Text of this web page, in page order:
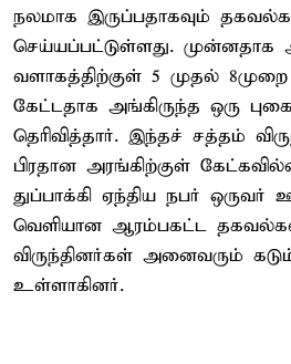
நலமாக இருப்பதாகவும்
செய்யப்பட்டுள்ளது.
வளாகத்திற்குள் 5 முதல்
கேட்டதாக அங்கிருந்த ஒரு
தெரிவித்தார். இந்தச் சத்தம்
பிரதான அரங்கிற்குள்
துப்பாக்கி ஏந்திய நபர் ஒருவர்
வெளியான ஆரம்பகட்ட
விருந்தினர்கள் அனைவரும் கடும்
உள்ளாகினர்.